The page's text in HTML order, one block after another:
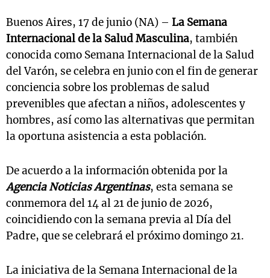
Buenos Aires, 17 de junio (NA) – La Semana
Internacional de la Salud Masculina, también
conocida como Semana Internacional de la Salud
del Varón, se celebra en junio con el fin de generar
conciencia sobre los problemas de salud
prevenibles que afectan a niños, adolescentes y
hombres, así como las alternativas que permitan
la oportuna asistencia a esta población.
De acuerdo a la información obtenida por la
Agencia Noticias Argentinas, esta semana se
conmemora del 14 al 21 de junio de 2026,
coincidiendo con la semana previa al Día del
Padre, que se celebrará el próximo domingo 21.
La iniciativa de la Semana Internacional de la